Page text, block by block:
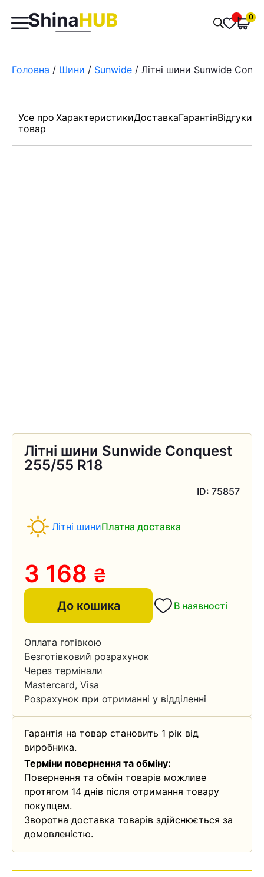
Пошук
товарів
0
Головна / Шини / Sunwide / Літні шини Sunwide
Усе про
товар
ХарактеристикиДоставкаГарантіяВідгуки
Літні шини Sunwide Conquest
255/55 R18
ID: 75857
Літні шиниПлатна доставка
3 168 ₴
До кошика В наявності
Оплата готівкою
Безготівковий розрахунок
Через термінали
Mastercard, Visa
Розрахунок при отриманні у відділенні
Гарантія на товар становить 1 рік від
виробника.
Терміни повернення та обміну:
Повернення та обмін товарів можливе
протягом 14 днів після отримання товару
покупцем.
Зворотна доставка товарів здійснюється за
домовленістю.